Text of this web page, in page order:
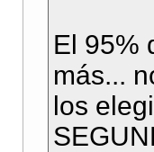
El 95%
más...
los